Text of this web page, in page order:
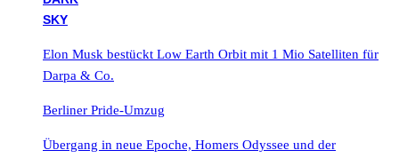
Elon Musk bestückt Low Earth Orbit mit 1 Mio Satelliten für
Darpa & Co.
Berliner Pride-Umzug
Übergang in neue Epoche, Homers Odyssee und der